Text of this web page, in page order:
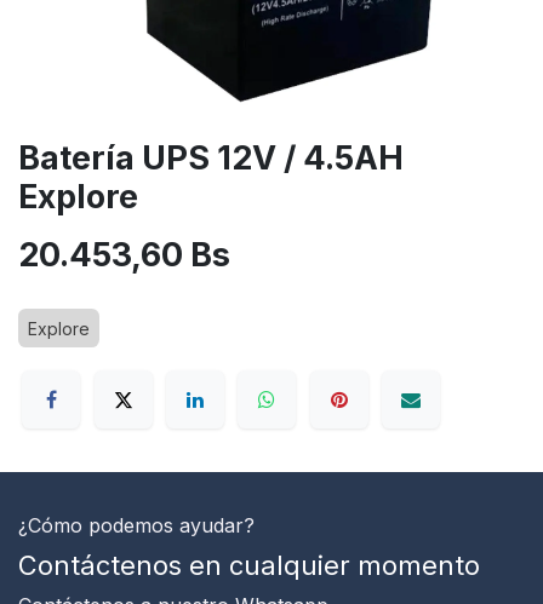
Batería UPS 12V / 4.5AH
Explore
20.453,60 Bs
Explore
¿Cómo podemos ayudar?
Contáctenos en cualquier momento